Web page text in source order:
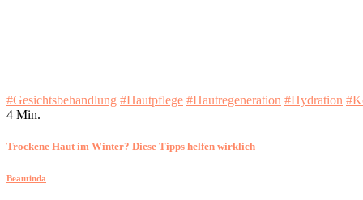
#Gesichtsbehandlung #Hautpflege #Hautregeneration #Hydration
4 Min.
Trockene Haut im Winter? Diese Tipps helfen wirklich
Beautinda